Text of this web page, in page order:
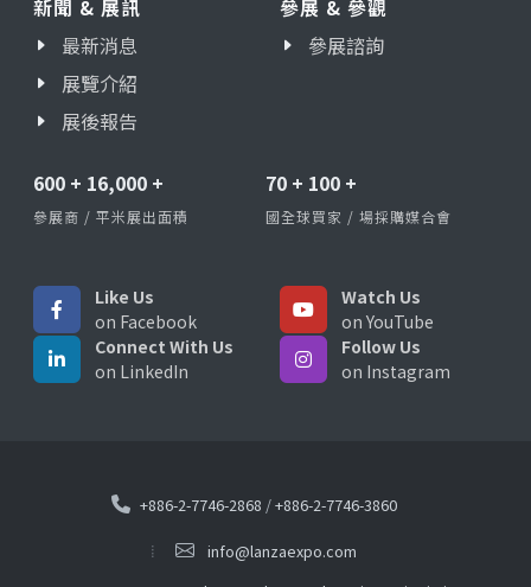
新聞 & 展訊
最新消息
展覽介紹
展後報告
參展 & 參觀
參展諮詢
600 + 16,000 +
參展商 / 平米展出面積
70 + 100 +
國全球買家 / 場採購媒合會
Like Us
on Facebook
Watch Us
on YouTube
Connect With Us
on LinkedIn
Follow Us
on Instagram
+886-2-7746-2868 /+886-2-7746-3860
info@lanzaexpo.com